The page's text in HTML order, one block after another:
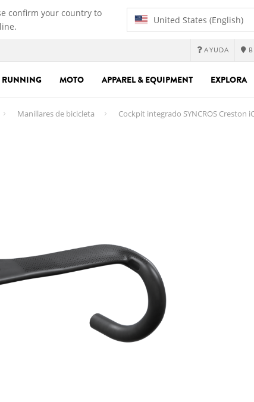
confirm your country to
United States (English)
AYUDA
RUNNING MOTO APPAREL & EQUIPMENT EXPLORA
Manillares de bicicleta Cockpit integrado SYNCROS Creston